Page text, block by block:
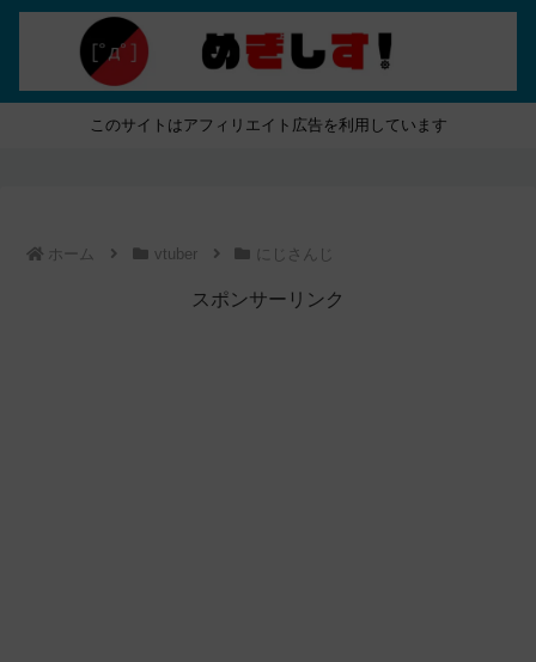
このサイトはアフィリエイト広告を利用しています
ホーム vtuber にじさんじ
スポンサーリンク